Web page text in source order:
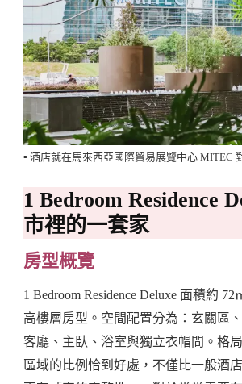
▪️ 酒店就在馬來西亞國際貿易展覽中心 MITEC
1 Bedroom Residence
市裡的一套家
房型概覽
1 Bedroom Residence Deluxe 面積約
高樓層房型。空間配置分為：玄關區
客廳、主臥、浴室與獨立衣帽間。格
區域的比例恰到好處，不僅比一般酒